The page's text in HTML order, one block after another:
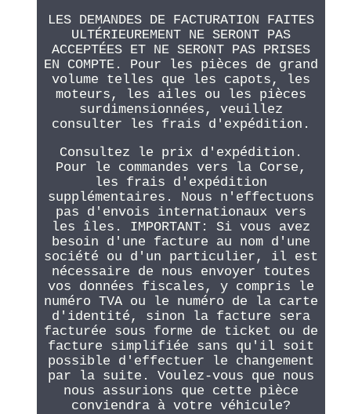
LES DEMANDES DE FACTURATION FAITES
ULTÉRIEUREMENT NE SERONT PAS
ACCEPTÉES ET NE SERONT PAS PRISES
EN COMPTE. Pour les pièces de grand
volume telles que les capots, les
moteurs, les ailes ou les pièces
surdimensionnées, veuillez
consulter les frais d'expédition.
Consultez le prix d'expédition.
Pour le commandes vers la Corse,
les frais d'expédition
supplémentaires. Nous n'effectuons
pas d'envois internationaux vers
les îles. IMPORTANT: Si vous avez
besoin d'une facture au nom d'une
société ou d'un particulier, il est
nécessaire de nous envoyer toutes
vos données fiscales, y compris le
numéro TVA ou le numéro de la carte
d'identité, sinon la facture sera
facturée sous forme de ticket ou de
facture simplifiée sans qu'il soit
possible d'effectuer le changement
par la suite. Voulez-vous que nous
nous assurions que cette pièce
conviendra à votre véhicule?